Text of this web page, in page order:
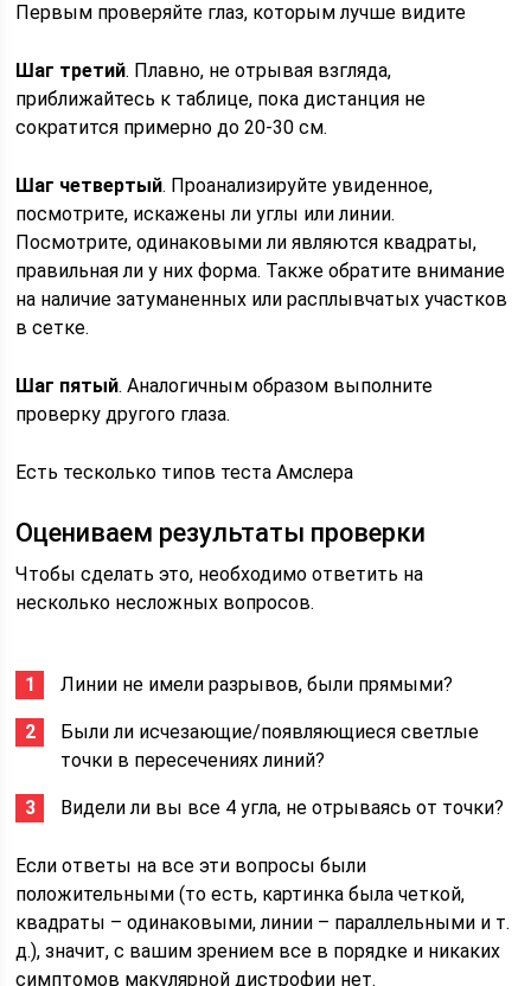
Первым проверяйте глаз, которым лучше видите
Шаг третий. Плавно, не отрывая взгляда,
приближайтесь к таблице, пока дистанция не
сократится примерно до 20-30 см.
Шаг четвертый. Проанализируйте увиденное,
посмотрите, искажены ли углы или линии.
Посмотрите, одинаковыми ли являются квадраты,
правильная ли у них форма. Также обратите внимание
на наличие затуманенных или расплывчатых участков
в сетке.
Шаг пятый. Аналогичным образом выполните
проверку другого глаза.
Есть тесколько типов теста Амслера
Оцениваем результаты проверки
Чтобы сделать это, необходимо ответить на
несколько несложных вопросов.
Линии не имели разрывов, были прямыми?
Были ли исчезающие/появляющиеся светлые
точки в пересечениях линий?
Видели ли вы все 4 угла, не отрываясь от точки?
Если ответы на все эти вопросы были
положительными (то есть, картинка была четкой,
квадраты – одинаковыми, линии – параллельными и т.
д.), значит, с вашим зрением все в порядке и никаких
симптомов макулярной дистрофии нет.